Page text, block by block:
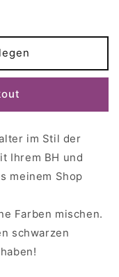
im Stil der
Ihrem BH und
meinem Shop
Farben mischen.
schwarzen